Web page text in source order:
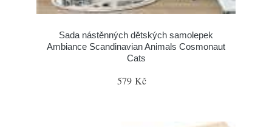
Sada nástěnných dětských samolepek
Ambiance Scandinavian Animals Cosmonaut
Cats
579 Kč